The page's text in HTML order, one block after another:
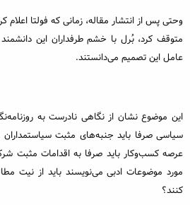
وحتی پس از انتشار مقاله، زمانی که فولتا
متوقف کرد، بُرل با خشم طرفداران این
عامل این تصمیم می‌دانستند.
این موضوع نشان از نگاهی نادرست به
سیاسی صرفا باید جنبه‌های مثبت سیاستمداران
عرصه کسب‌وکار باید صرفا به اقدامات مثبت
مورد موضوعات ادبی می‌نویسند باید از نیت
کنند؟